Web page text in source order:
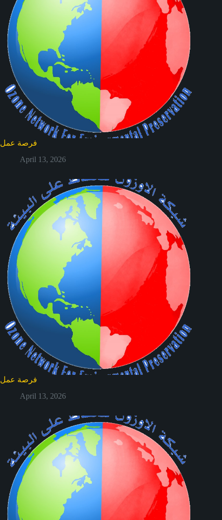
فرصة عمل
April 13, 2026
فرصة عمل
April 13, 2026